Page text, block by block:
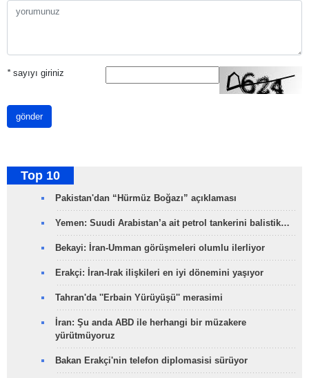
*sayıyı giriniz
gönder
Top 10
Pakistan'dan “Hürmüz Boğazı” açıklaması
Yemen: Suudi Arabistan’a ait petrol tankerini balistik…
Bekayi: İran-Umman görüşmeleri olumlu ilerliyor
Erakçi: İran-Irak ilişkileri en iyi dönemini yaşıyor
Tahran'da ''Erbain Yürüyüşü'' merasimi
İran: Şu anda ABD ile herhangi bir müzakere
yürütmüyoruz
Bakan Erakçi'nin telefon diplomasisi sürüyor